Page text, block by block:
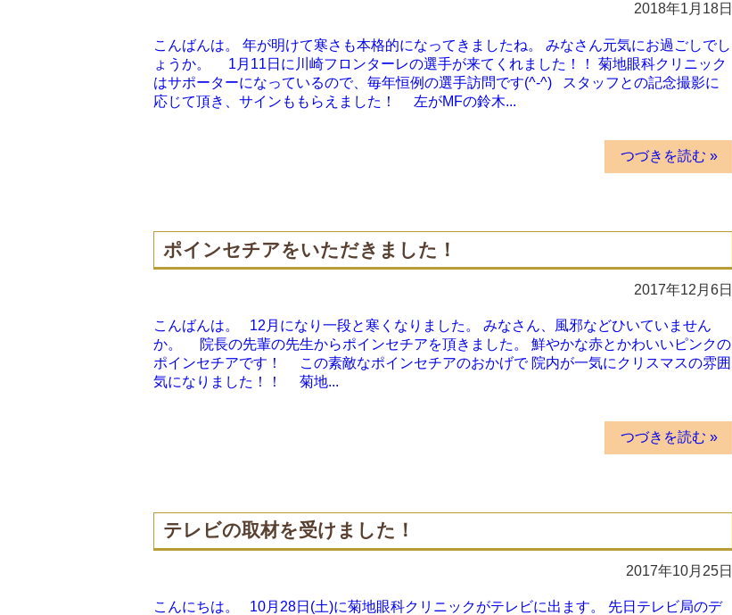
2018年1月18日
こんばんは。 年が明けて寒さも本格的になってきましたね。 みなさん元気にお過ごしでし
ょうか。 1月11日に川崎フロンターレの選手が来てくれました！！ 菊地眼科クリニック
はサポーターになっているので、毎年恒例の選手訪問です(^-^) スタッフとの記念撮影に
応じて頂き、サインももらえました！ 左がMFの鈴木...
つづきを読む »
ポインセチアをいただきました！
2017年12月6日
こんばんは。 12月になり一段と寒くなりました。 みなさん、風邪などひいていません
か。 院長の先輩の先生からポインセチアを頂きました。 鮮やかな赤とかわいいピンクの
ポインセチアです！ この素敵なポインセチアのおかげで 院内が一気にクリスマスの雰囲
気になりました！！ 菊地...
つづきを読む »
テレビの取材を受けました！
2017年10月25日
こんにちは。 10月28日(土)に菊地眼科クリニックがテレビに出ます。 先日テレビ局のデ